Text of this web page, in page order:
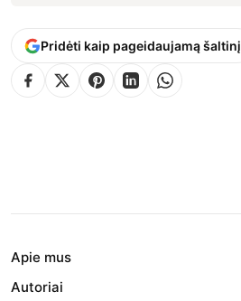
Pridėti kaip pageidaujamą šaltinį
Apie mus
Autoriai